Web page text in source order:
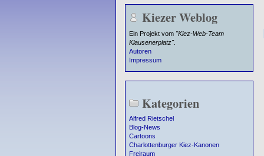
Kiezer Weblog
Ein Projekt vom "Kiez-Web-Team
Klausenerplatz".
Autoren
Impressum
Kategorien
Alfred Rietschel
Blog-News
Cartoons
Charlottenburger Kiez-Kanonen
Freiraum